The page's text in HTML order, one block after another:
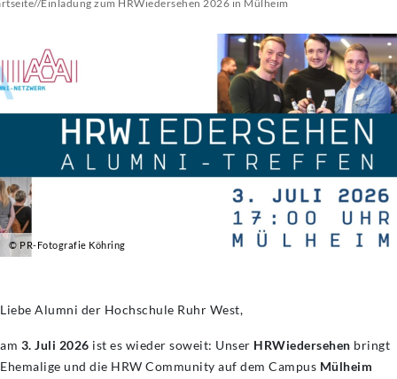
//Einladung zum HRWiedersehen 2026 in Mülheim
© PR-Fotografie Köhring
Liebe Alumni der Hochschule Ruhr West,
am 3. Juli 2026 ist es wieder soweit: Unser HRWiedersehen bringt
Ehemalige und die HRW Community auf dem Campus Mülheim